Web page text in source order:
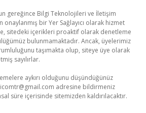
gereğince Bilgi Teknolojileri ve İletişim
onaylanmış bir Yer Sağlayıcı olarak hizmet
sitedeki içerikleri proaktif olarak denetleme
bulunmamaktadır. Ancak, üyelerimiz
taşımakta olup, siteye üye olarak
sayılırlar.
aykırı olduğunu düşündüğünüz
adresine bildirmeniz
süre içerisinde sitemizden kaldırılacaktır.